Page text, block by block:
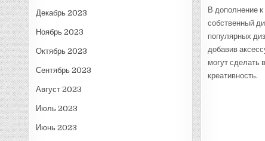
Декабрь 2023
Ноябрь 2023
Октябрь 2023
Сентябрь 2023
Август 2023
Июль 2023
Июнь 2023
В дополнение
собственный
популярных
добавив
могут сделать
креативность.